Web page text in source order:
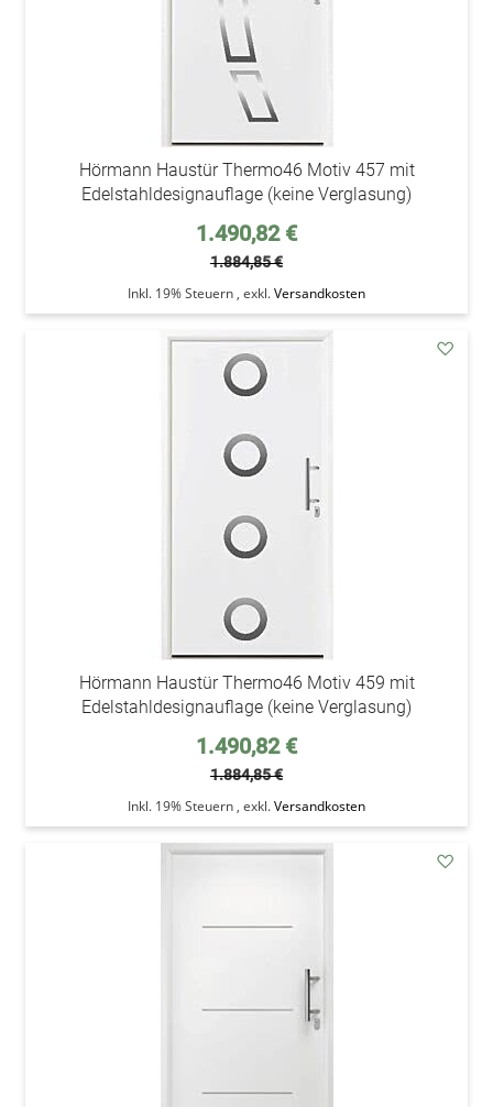
Hörmann Haustür Thermo46 Motiv 457 mit
Edelstahldesignauflage (keine Verglasung)
Sonderpreis
1.490,82 €
1.884,85 €
Inkl. 19% Steuern , exkl.Versandkosten
Hörmann Haustür Thermo46 Motiv 459 mit
Edelstahldesignauflage (keine Verglasung)
Sonderpreis
1.490,82 €
1.884,85 €
Inkl. 19% Steuern , exkl.Versandkosten